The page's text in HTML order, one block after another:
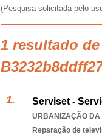
(Pesquisa solicitada pelo
1 resultado
Serviset -
URBANIZAÇÃO DA
Reparação de